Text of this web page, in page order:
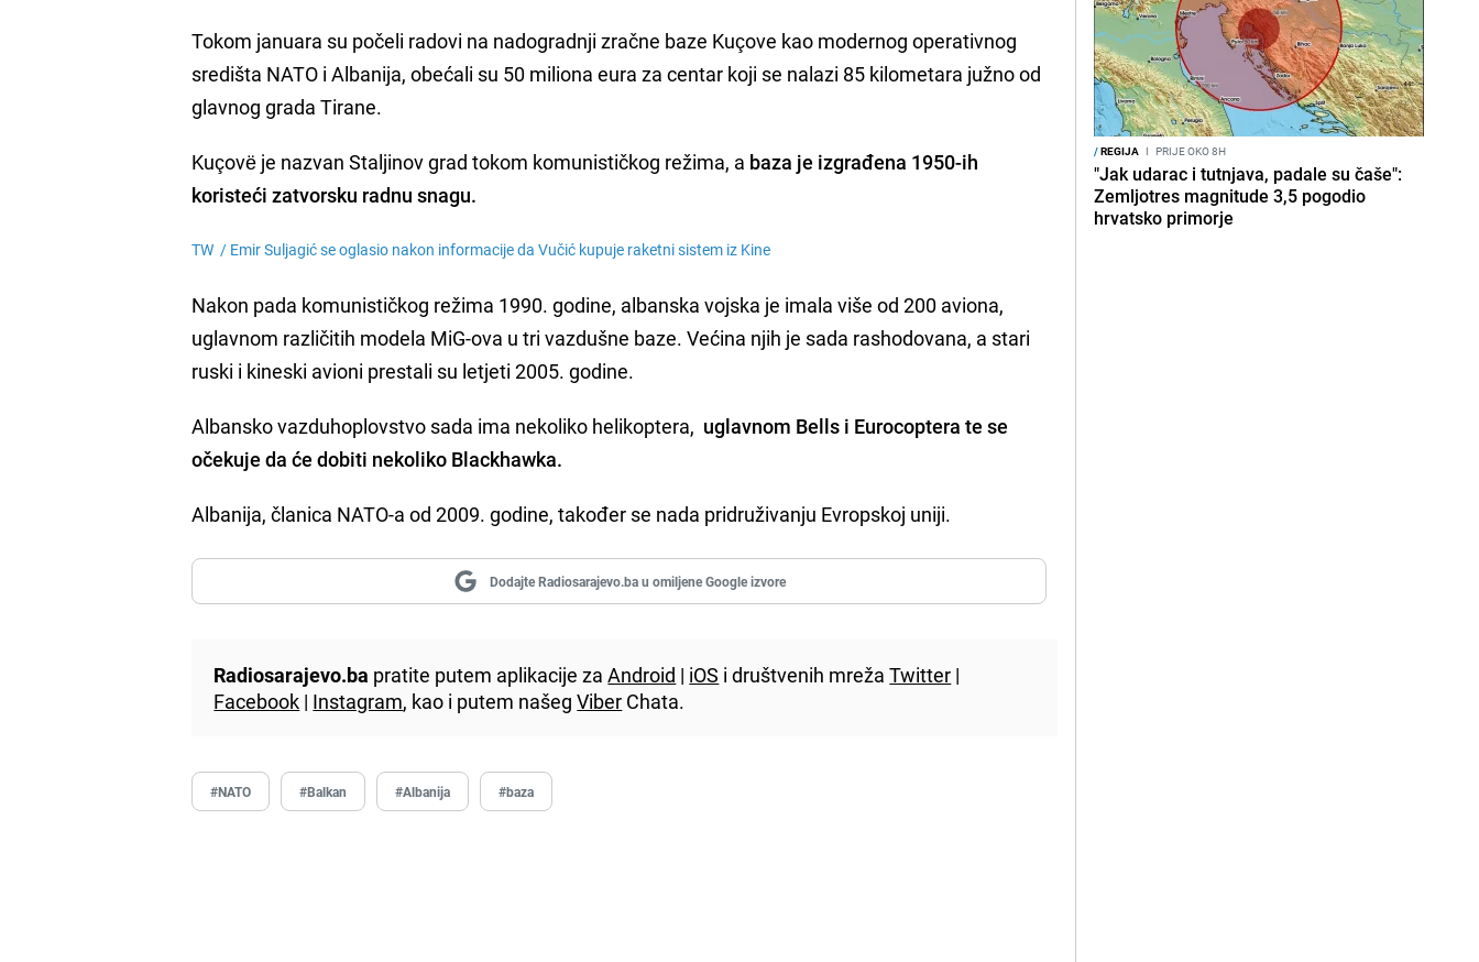
Tokom januara su počeli radovi na nadogradnji zračne baze Kuçove kao modernog operativnog
središta NATO i Albanija, obećali su 50 miliona eura za centar koji se nalazi 85 kilometara južno od
glavnog grada Tirane.
Kuçovë je nazvan Staljinov grad tokom komunističkog režima, a baza je izgrađena 1950-ih
koristeći zatvorsku radnu snagu.
TW / Emir Suljagić se oglasio nakon informacije da Vučić kupuje raketni sistem iz Kine
Nakon pada komunističkog režima 1990. godine, albanska vojska je imala više od 200 aviona,
uglavnom različitih modela MiG-ova u tri vazdušne baze. Većina njih je sada rashodovana, a stari
ruski i kineski avioni prestali su letjeti 2005. godine.
Albansko vazduhoplovstvo sada ima nekoliko helikoptera, uglavnom Bells i Eurocoptera te se
očekuje da će dobiti nekoliko Blackhawka.
Albanija, članica NATO-a od 2009. godine, također se nada pridruživanju Evropskoj uniji.
Dodajte Radiosarajevo.ba u omiljene Google izvore
Radiosarajevo.ba pratite putem aplikacije zaAndroid | iOS i društvenih mrežaTwitter |
Facebook | Instagram, kao i putem našegViber Chata.
#NATO #Balkan #Albanija #baza
/REGIJA I PRIJE OKO 8H
"Jak udarac i tutnjava, padale su čaše":
Zemljotres magnitude 3,5 pogodio
hrvatsko primorje